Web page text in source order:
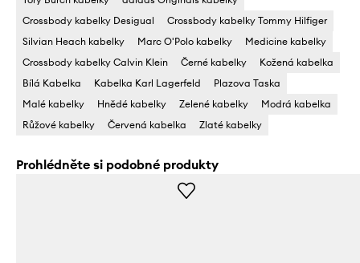
Crossbody kabelky Desigual
Crossbody kabelky Tommy Hilfiger
Silvian Heach kabelky
Marc O'Polo kabelky
Medicine kabelky
Crossbody kabelky Calvin Klein
Černé kabelky
Kožená kabelka
Bílá Kabelka
Kabelka Karl Lagerfeld
Plazova Taska
Malé kabelky
Hnědé kabelky Zelené kabelky
Modrá kabelka
Růžové kabelky
Červená kabelka Zlaté kabelky
Prohlédněte si podobné produkty